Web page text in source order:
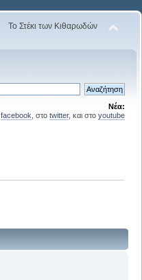
Το Στέκι των Κιθαρωδών
Νέα:
facebook , στο twitter, και στο youtube